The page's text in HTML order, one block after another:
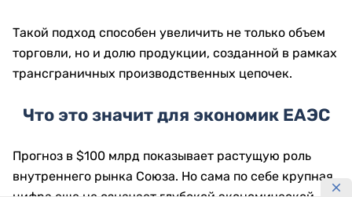
Такой подход способен увеличить не только объем
торговли, но и долю продукции, созданной в рамках
трансграничных производственных цепочек.
Что это значит для экономик ЕАЭС
Прогноз в $100 млрд показывает растущую роль
внутреннего рынка Союза. Но сама по себе крупная